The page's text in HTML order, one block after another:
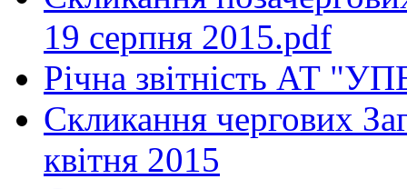
19 серпня 2015.pdf
Річна звітність АТ
Скликання чергових
квiтня 2015